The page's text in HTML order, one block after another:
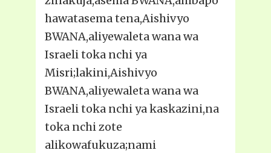
hawatasema tena,Aishivyo
BWANA,aliyewaleta wana wa
Israeli toka nchi ya
Misri;lakini,Aishivyo
BWANA,aliyewaleta wana wa
Israeli toka nchi ya kaskazini,na
toka nchi zote
alikowafukuza;nami